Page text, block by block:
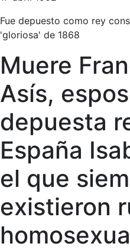
Fue depuesto como rey
'gloriosa' de 1868
Muere
Asís,
depuesta
España
el que
existieron